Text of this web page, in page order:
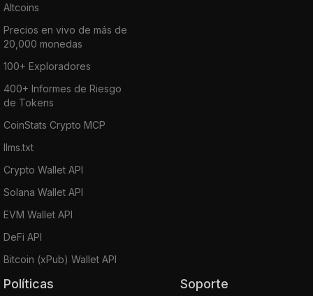
Altcoins
Precios en vivo de más de
20,000 monedas
100+ Exploradores
400+ Informes de Riesgo
de Tokens
CoinStats Crypto MCP
llms.txt
Crypto Wallet API
Solana Wallet API
EVM Wallet API
DeFi API
Bitcoin (xPub) Wallet API
Políticas Soporte